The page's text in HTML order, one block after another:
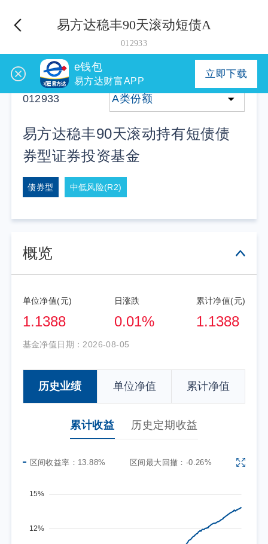
易方达稳丰90天滚动短债A
012933
012933 A类份额
易方达稳丰90天滚动持有短债债
券型证券投资基金
债券型 中低风险(R2)
概览
单位净值(元)
1.1388
日涨跌
0.01%
累计净值(元)
1.1388
基金净值日期： 2026-08-05
历史业绩 单位净值 累计净值
累计收益 历史定期收益
区间收益率： 13.88% 区间最大回撤： -0.26%
e钱包
易方达财富APP
立即下载